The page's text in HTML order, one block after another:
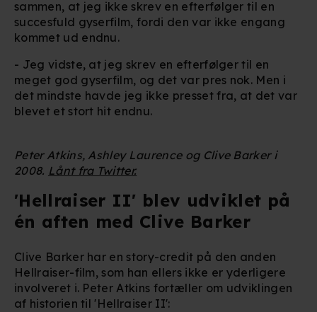
sammen, at jeg ikke skrev en efterfølger til en
succesfuld gyserfilm, fordi den var ikke engang
kommet ud endnu.
- Jeg vidste, at jeg skrev en efterfølger til en
meget god gyserfilm, og det var pres nok. Men i
det mindste havde jeg ikke presset fra, at det var
blevet et stort hit endnu.
Peter Atkins, Ashley Laurence og Clive Barker i
2008. Lånt fra Twitter.
'Hellraiser II' blev udviklet på
én aften med Clive Barker
Clive Barker har en story-credit på den anden
Hellraiser-film, som han ellers ikke er yderligere
involveret i. Peter Atkins fortæller om udviklingen
af historien til 'Hellraiser II':